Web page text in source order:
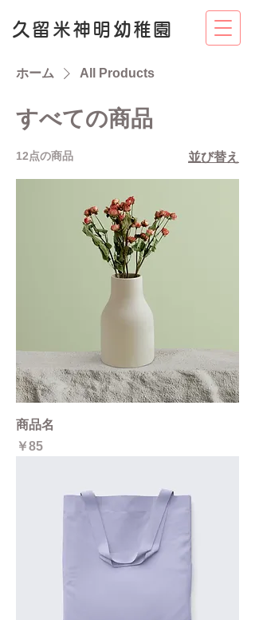
久留米神明幼稚園
ホーム All Products
すべての商品
12点の商品 並び替え
商品名
価格
￥85